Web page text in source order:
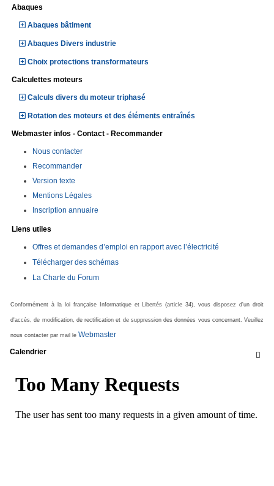
Abaques
Abaques bâtiment
Abaques Divers industrie
Choix protections transformateurs
Calculettes moteurs
Calculs divers du moteur triphasé
Rotation des moteurs et des éléments entraînés
Webmaster infos - Contact - Recommander
Nous contacter
Recommander
Version texte
Mentions Légales
Inscription annuaire
Liens utiles
Offres et demandes d’emploi en rapport avec l’électricité
Télécharger des schémas
La Charte du Forum
Conformément à la loi française Informatique et Libertés (article 34), vous disposez d'un droit
d'accès, de modification, de rectification et de suppression des données vous concernant. Veuillez
nous contacter par mail le Webmaster

Calendrier